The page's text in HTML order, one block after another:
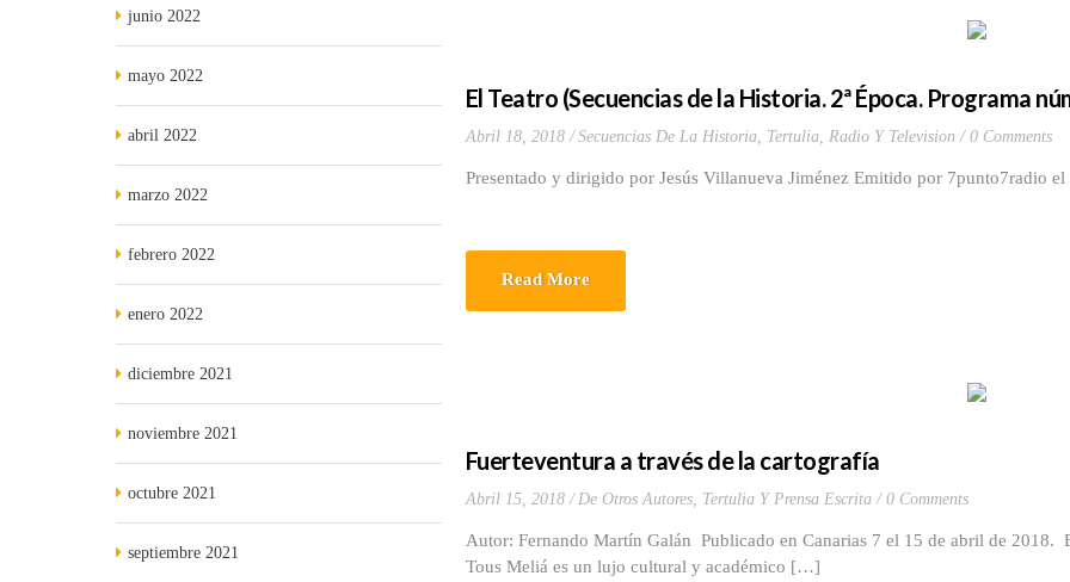
El Teatro (Secuencias de la Historia. 2ª Época. Programa
Abril 18, 2018 Secuencias De La Historia, Tertulia, Radio Y Television 0 Comments
Presentado y dirigido por Jesús Villanueva Jiménez Emitido por 7punto7radio
Read More
Fuerteventura a través de la cartografía
Abril 15, 2018 De Otros Autores, Tertulia Y Prensa Escrita 0 Comments
Autor: Fernando Martín Galán Publicado en Canarias 7 el 15 de abril de 2018.
Tous Meliá es un lujo cultural y académico […]
junio 2022
mayo 2022
abril 2022
marzo 2022
febrero 2022
enero 2022
diciembre 2021
noviembre 2021
octubre 2021
septiembre 2021